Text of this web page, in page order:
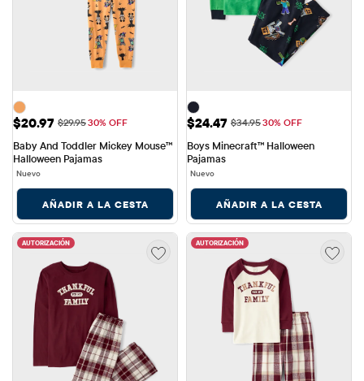
Precio de venta: $20.97
$20.97 Precio original: $29.95
$29.9530% OFF
Baby And Toddler Mickey Mouse™
Halloween Pajamas
Nuevo
AÑADIR A LA CESTA
Precio de venta: $24.47
$24.47 Precio original: $34.95
$34.9530% OFF
Boys Minecraft™ Halloween
Pajamas
Nuevo
AÑADIR A LA CESTA
AUTORIZACIÓN AUTORIZACIÓN